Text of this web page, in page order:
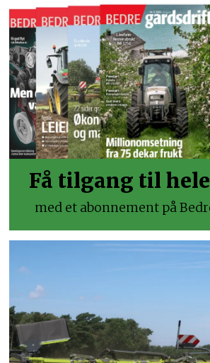
Få tilgang til
med et abonnement på